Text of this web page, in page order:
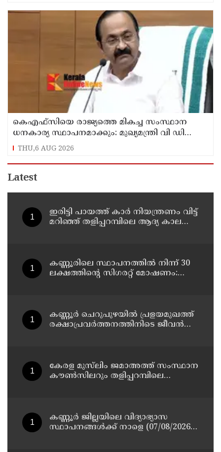
കെഎഫ്‌സിയെ രാജ്യത്തെ മികച്ച സംസ്ഥാന
ധനകാര്യ സ്ഥാപനമാക്കും: മുഖ്യമന്ത്രി വി ഡി
സതീശൻ
THU,6 AUG 2026
Latest
ഇരിട്ടി പായത്ത് കാർ നിയന്ത്രണം വിട്ട്
മറിഞ്ഞ് തളിപ്പറമ്പിലെ ആദ്യ കാല
കണ്ണൂരിലെ സ്ഥാപനത്തിൽ നിന്ന് 30
ലക്ഷത്തിന്റെ സിഗരറ്റ് മോഷണം:
കണ്ണൂർ ചെറുപുഴയിൽ പ്രളയമുഖത്ത്
രക്ഷാപ്രവർത്തനത്തിനിടെ ജീവൻ
കേരള മുസ്‌ലിം ജമാഅത്ത് സംസ്ഥാന
കൗൺസിലറും തളിപ്പറമ്പിലെ
കണ്ണൂർ ജില്ലയിലെ വിദ്യാഭ്യാസ
സ്ഥാപനങ്ങള്‍ക്ക് നാളെ (07/08/2026),